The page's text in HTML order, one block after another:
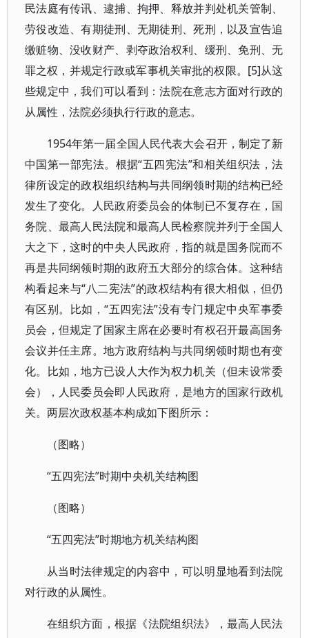
民法庭有传讯、逮捕、拘押、释放并判处机关管制、
劳役改造、有期徒刑、无期徒刑、死刑，以及宣告追
缴赃物、没收财产、剥夺政治权利、缓刑、免刑、无
罪之权，并规定行政或军事机关审批的权限。[5]从这
些规定中，我们可以看到：法院在意志方面对行政的
从属性，法院必须执行行政的意志。
1954年第一届全国人民代表大会召开，制定了新
中国第一部宪法。根据“五四宪法”和相关组织法，法
律所设定的政权组织结构与共同纲领时期的结构已经
发生了变化。人民政府委员会的体制已不复存在，国
务院、最高人民法院和最高人民检察院并列于全国人
大之下，这时的中央人民政府，指的就是国务院而不
再是共同纲领时期的政府五大部分的综合体。这种结
构看起来与“八二宪法”的政权结构有很大相似，但仍
有区别。比如，“五四宪法”没有专门规定中央军事委
员会，但规定了国家主席在必要时有权召开最高国务
会议并任主席。地方政府结构与共同纲领时期也有变
化。比如，地方已设人大作为权力机关（但未设常委
会），人民委员会即人民政府，是地方的国家行政机
关。两层次政权基本构成如下图所示：
（图略）
“五四宪法”时期中央机关结构图
（图略）
“五四宪法”时期地方机关结构图
从当时法律规定的内容中，可以明显地看到法院
对行政的从属性。
在组织方面，根据《法院组织法》，最高人民法